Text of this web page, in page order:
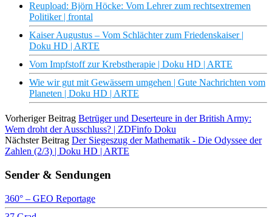
Reupload: Björn Höcke: Vom Lehrer zum rechtsextremen
Politiker | frontal
Kaiser Augustus – Vom Schlächter zum Friedenskaiser |
Doku HD | ARTE
Vom Impfstoff zur Krebstherapie | Doku HD | ARTE
Wie wir gut mit Gewässern umgehen | Gute Nachrichten vom
Planeten | Doku HD | ARTE
Vorheriger Beitrag Betrüger und Deserteure in der British Army:
Wem droht der Ausschluss? | ZDFinfo Doku
Nächster Beitrag Der Siegeszug der Mathematik - Die Odyssee der
Zahlen (2/3) | Doku HD | ARTE
Sender & Sendungen
360° – GEO Reportage